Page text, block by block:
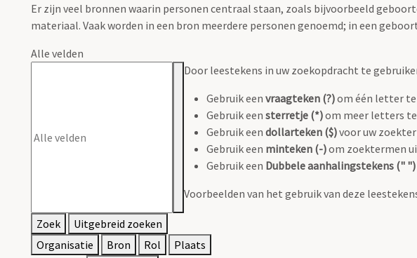
Er zijn veel bronnen waarin personen centraal staan, zoals bijvoorbeeld
materiaal. Vaak worden in een bron meerdere personen genoemd; in een
Alle velden
Door leestekens in uw zoekopdracht te
Gebruik een vraagteken (?)om één letter te
Gebruik een sterretje (*)om meer letters te
Gebruik een dollarteken ($)voor uw
Gebruik een minteken (-)om zoektermen
Gebruik een Dubbele aanhalingstekens (" ")
Voorbeelden van het gebruik van deze
Zoek
Uitgebreid zoeken
Organisatie
Bron Rol
Plaats